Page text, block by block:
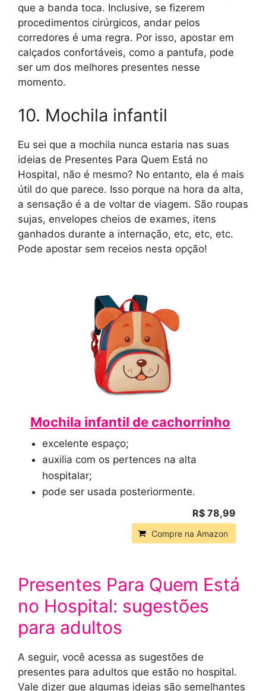
que a banda toca. Inclusive, se fizerem
procedimentos cirúrgicos, andar pelos
corredores é uma regra. Por isso, apostar em
calçados confortáveis, como a pantufa, pode
ser um dos melhores presentes nesse
momento.
10. Mochila infantil
Eu sei que a mochila nunca estaria nas suas
ideias de Presentes Para Quem Está no
Hospital, não é mesmo? No entanto, ela é mais
útil do que parece. Isso porque na hora da alta,
a sensação é a de voltar de viagem. São roupas
sujas, envelopes cheios de exames, itens
ganhados durante a internação, etc, etc, etc.
Pode apostar sem receios nesta opção!
Mochila infantil de cachorrinho
excelente espaço;
auxilia com os pertences na alta
hospitalar;
pode ser usada posteriormente.
R$ 78,99
Compre na Amazon
Presentes Para Quem Está
no Hospital: sugestões
para adultos
A seguir, você acessa as sugestões de
presentes para adultos que estão no hospital.
Vale dizer que algumas ideias são semelhantes